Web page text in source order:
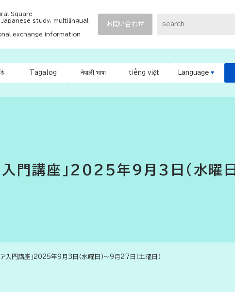
Square
study, multilingual
exchange information
お問い合わせ
Tagalog नेपाली भाषा tiếng việt Language
入門講座」2025年9月3日（水曜
ア入門講座」2025年9月3日（水曜日）～9月27日（土曜日）